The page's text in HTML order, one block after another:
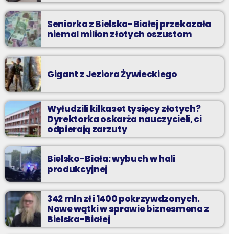
Seniorka z Bielska-Białej przekazała
niemal milion złotych oszustom
Gigant z Jeziora Żywieckiego
Wyłudzili kilkaset tysięcy złotych?
Dyrektorka oskarża nauczycieli, ci
odpierają zarzuty
Bielsko-Biała: wybuch w hali
produkcyjnej
342 mln zł i 1400 pokrzywdzonych.
Nowe wątki w sprawie biznesmena z
Bielska-Białej